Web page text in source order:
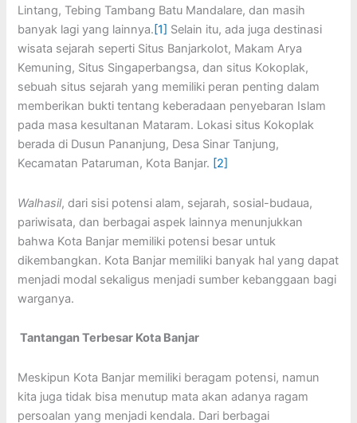
Lintang, Tebing Tambang Batu Mandalare, dan masih
banyak lagi yang lainnya. [1] Selain itu, ada juga destinasi
wisata sejarah seperti Situs Banjarkolot, Makam Arya
Kemuning, Situs Singaperbangsa, dan situs Kokoplak,
sebuah situs sejarah yang memiliki peran penting dalam
memberikan bukti tentang keberadaan penyebaran Islam
pada masa kesultanan Mataram. Lokasi situs Kokoplak
berada di Dusun Pananjung, Desa Sinar Tanjung,
Kecamatan Pataruman, Kota Banjar. [2]
Walhasil, dari sisi potensi alam, sejarah, sosial-budaua,
pariwisata, dan berbagai aspek lainnya menunjukkan
bahwa Kota Banjar memiliki potensi besar untuk
dikembangkan. Kota Banjar memiliki banyak hal yang dapat
menjadi modal sekaligus menjadi sumber kebanggaan bagi
warganya.
Tantangan Terbesar Kota Banjar
Meskipun Kota Banjar memiliki beragam potensi, namun
kita juga tidak bisa menutup mata akan adanya ragam
persoalan yang menjadi kendala. Dari berbagai